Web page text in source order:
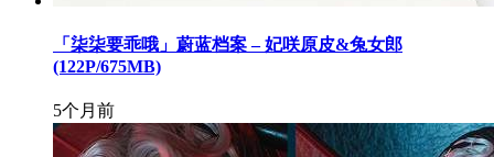
「柒柒要乖哦」蔚蓝档案 – 妃咲原皮&兔女郎
(122P/675MB)
5个月前